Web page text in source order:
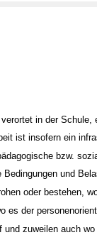
in der Schule,
ist insofern ein
bzw.
und
oder bestehen,
es der
und zuweilen auch